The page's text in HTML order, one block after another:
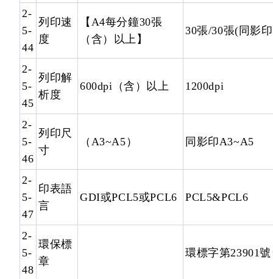
2-
5-
44
列印速
度
【A4每分鐘30張
（含）以上】
30張/30張(同影
2-
5-
45
列印解
析度
600dpi（含）以上 1200dpi
2-
5-
46
列印尺
寸
（A3~A5） 同影印A3~A5
2-
5-
47
印表語
言
GDI或PCL5或PCL6 PCL5&PCL6
2-
5-
48
環保標
章
環標字第23901號